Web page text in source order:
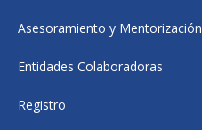
Asesoramiento y Mentorización
Entidades Colaboradoras
Registro